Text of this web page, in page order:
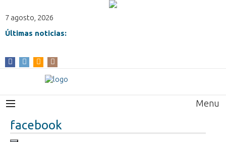
7 agosto, 2026
Últimas noticias:
Menu
facebook